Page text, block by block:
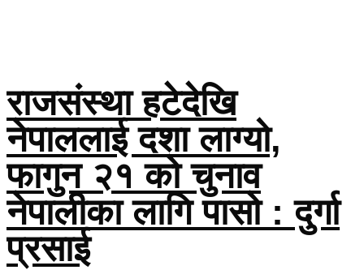
राजसंस्था हटेदेखि
नेपाललाई दशा लाग्यो,
फागुन २१ को चुनाव
नेपालीका लागि पासो : दुर्गा
प्रसाई